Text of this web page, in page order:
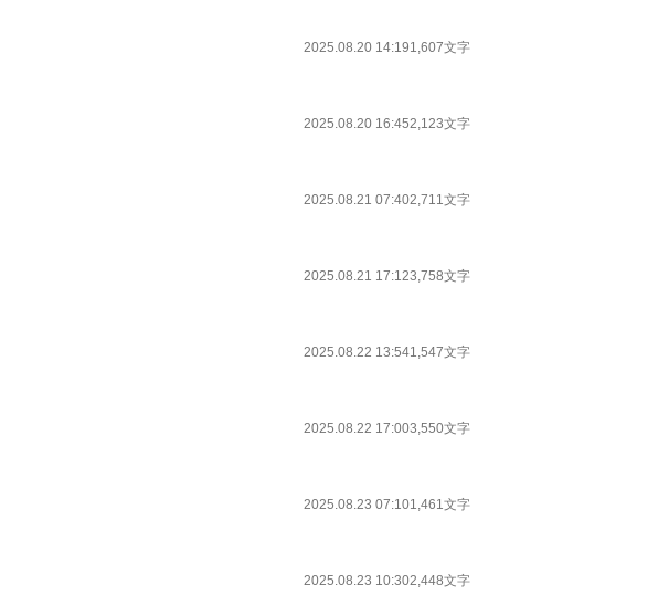
2025.08.20 14:191,607文字
2025.08.20 16:452,123文字
2025.08.21 07:402,711文字
2025.08.21 17:123,758文字
2025.08.22 13:541,547文字
2025.08.22 17:003,550文字
2025.08.23 07:101,461文字
2025.08.23 10:302,448文字